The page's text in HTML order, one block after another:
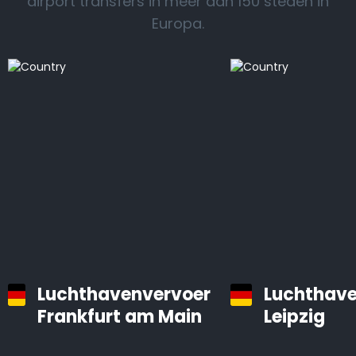
Europa.
Luchthavenvervoer
Frankfurt am Main
Leipzig